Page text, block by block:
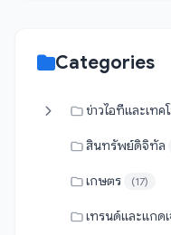
Categories
ข่าวไอทีและเทค
สินทรัพย์ดิจิทัล
เกษตร (17)
เทรนด์และแกด